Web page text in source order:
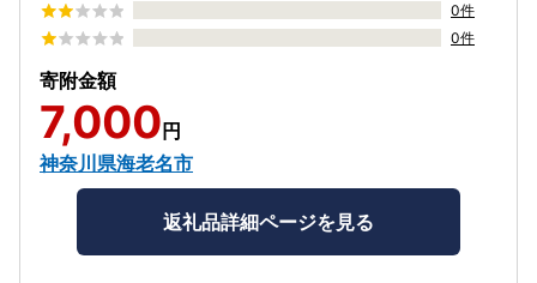
0件
0件
寄附金額
7,000 円
神奈川県海老名市
返礼品詳細ページを見る